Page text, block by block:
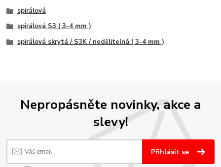
spirálová
spirálová S3 ( 3-4 mm )
spirálová skrytá / S3K / nedělitelná ( 3-4 mm )
Nepropásněte novinky, akce a
slevy!
Přihlásit se